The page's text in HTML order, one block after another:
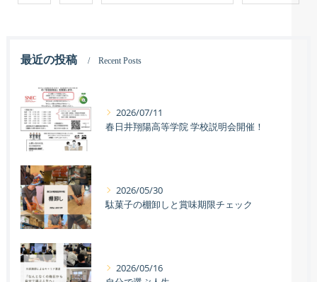
最近の投稿 Recent Posts
2026/07/11
春日井翔陽高等学院 学校説明会開催！
2026/05/30
駄菓子の棚卸しと賞味期限チェック
2026/05/16